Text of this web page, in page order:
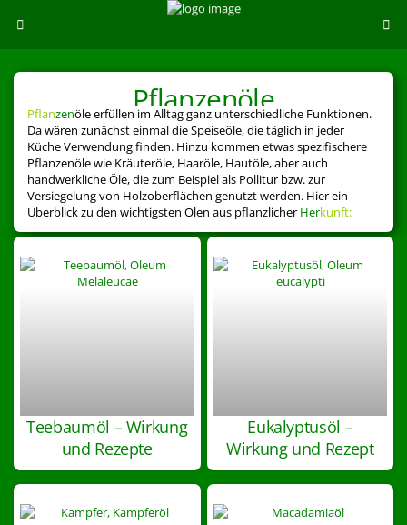
Pflanzenöle
Pflanzenöle erfüllen im Alltag ganz unterschiedliche Funktionen.
Da wären zunächst einmal die Speiseöle, die täglich in jeder
Küche Verwendung finden. Hinzu kommen etwas spezifischere
Pflanzenöle wie Kräuteröle, Haaröle, Hautöle, aber auch
handwerkliche Öle, die zum Beispiel als Pollitur bzw. zur
Versiegelung von Holzoberflächen genutzt werden. Hier ein
Überblick zu den wichtigsten Ölen aus pflanzlicher Herkunft:
Teebaumöl – Wirkung
und Rezepte
Eukalyptusöl –
Wirkung und Rezept